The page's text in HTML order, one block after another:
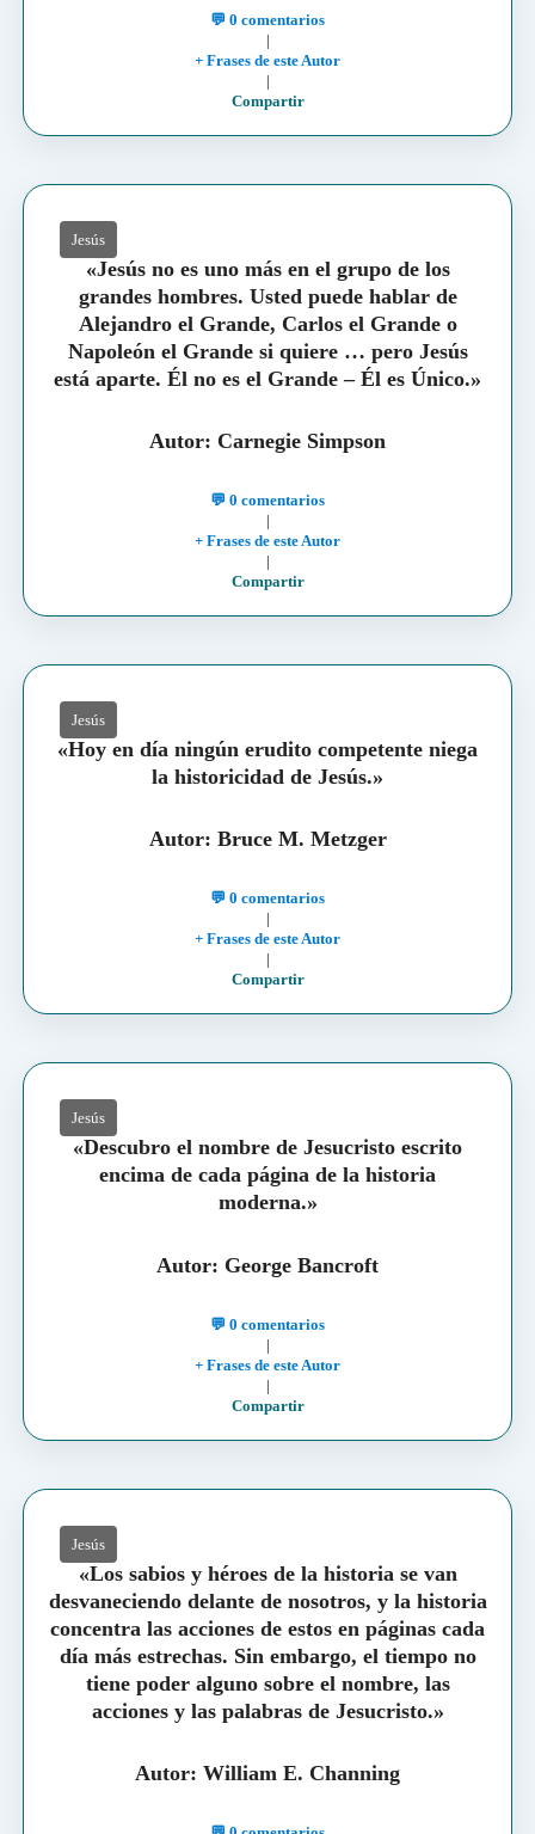
💬 0 comentarios
|
+ Frases de este Autor
|
Compartir
Jesús
«Jesús no es uno más en el grupo de los
grandes hombres. Usted puede hablar de
Alejandro el Grande, Carlos el Grande o
Napoleón el Grande si quiere … pero Jesús
está aparte. Él no es el Grande – Él es Único.»
Autor: Carnegie Simpson
💬 0 comentarios
|
+ Frases de este Autor
|
Compartir
Jesús
«Hoy en día ningún erudito competente niega
la historicidad de Jesús.»
Autor: Bruce M. Metzger
💬 0 comentarios
|
+ Frases de este Autor
|
Compartir
Jesús
«Descubro el nombre de Jesucristo escrito
encima de cada página de la historia
moderna.»
Autor: George Bancroft
💬 0 comentarios
|
+ Frases de este Autor
|
Compartir
Jesús
«Los sabios y héroes de la historia se van
desvaneciendo delante de nosotros, y la historia
concentra las acciones de estos en páginas cada
día más estrechas. Sin embargo, el tiempo no
tiene poder alguno sobre el nombre, las
acciones y las palabras de Jesucristo.»
Autor: William E. Channing